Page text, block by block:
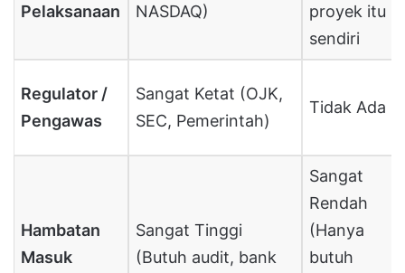
Pelaksanaan
NASDAQ)
proyek itu
sendiri
Regulator /
Pengawas
Sangat Ketat (OJK,
SEC, Pemerintah)
Tidak Ada
Hambatan
Masuk
Sangat Tinggi
(Butuh audit, bank
Sangat
Rendah
(Hanya
butuh